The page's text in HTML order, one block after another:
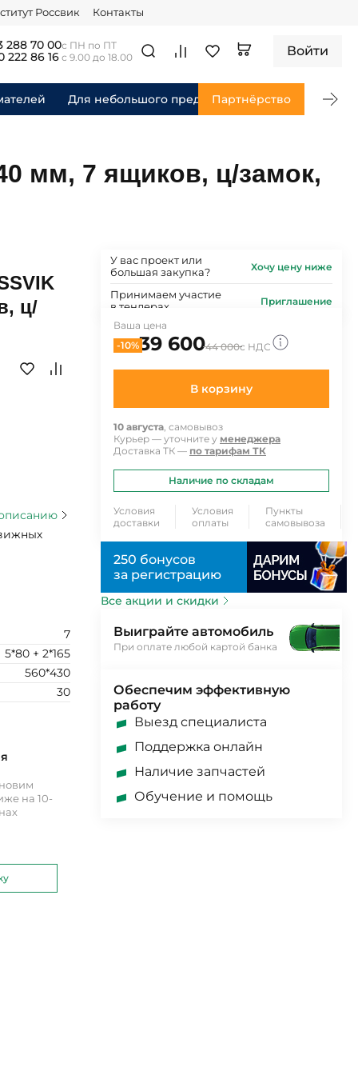
Россвик Контакты
288 70 00
222 86 16
с ПН по ПТ
с 9.00 до 18.00
Войти
Для небольшого предприятия Для
Партнёрство
мм, 7 ящиков, ц/замок,
ц/
7
5*80 + 2*165
560*430
30
на 10-
У вас проект или
большая закупка?
Хочу цену ниже
Принимаем участие
в тендерах
Приглашение
Ваша цена
-10%39 60044 000с НДС
В корзину
10 августа, самовывоз
Курьер — уточните у менеджера
Доставка ТК — по тарифам ТК
Наличие по складам
Условия
доставки
Условия
оплаты
Пункты
самовывоза
250 бонусов
за регистрацию
Все акции и скидки
Выиграйте автомобиль
При оплате любой картой банка
Обеспечим эффективную
работу
Выезд специалиста
Поддержка онлайн
Наличие запчастей
Обучение и помощь